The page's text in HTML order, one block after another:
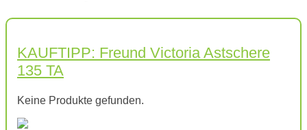
KAUFTIPP: Freund Victoria Astschere
135 TA
Keine Produkte gefunden.